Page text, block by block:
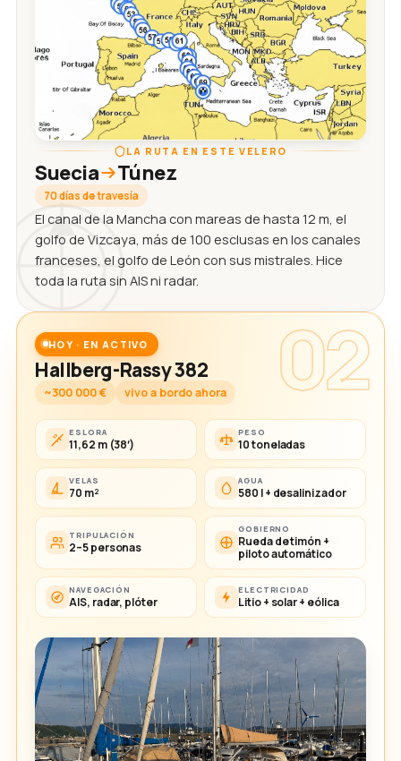
LA RUTA EN ESTE VELERO
Suecia Túnez
70 días de travesía
El canal de la Mancha con mareas de hasta 12 m, el
golfo de Vizcaya, más de 100 esclusas en los canales
franceses, el golfo de León con sus mistrales. Hice
toda la ruta sin AIS ni radar.
02
HOY · EN ACTIVO
Hallberg-Rassy 382
~300 000 € vivo a bordo ahora
ESLORA
11,62 m (38′)
PESO
10 toneladas
VELAS
70 m²
AGUA
580 l + desalinizador
TRIPULACIÓN
2–5 personas
GOBIERNO
Rueda de timón +
piloto automático
NAVEGACIÓN
AIS, radar, plóter
ELECTRICIDAD
Litio + solar + eólica